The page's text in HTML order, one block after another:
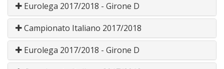
Eurolega 2017/2018 - Girone D
Campionato Italiano 2017/2018
Eurolega 2017/2018 - Girone D